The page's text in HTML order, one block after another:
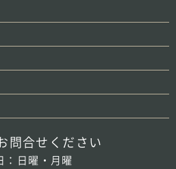
問合せください
：日曜・月曜